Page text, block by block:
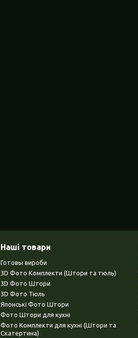
Наші товари
Готовы вироби
3D Фото Комплекти (Штори та тюль)
3D Фото Штори
3D Фото Тюль
Японські Фото Штори
Фото Штори для кухні
Фото Комплекти для кухні (Штори та
Скатертина)